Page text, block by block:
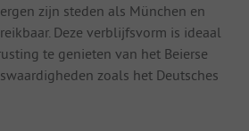
zijn steden als München en
Deze verblijfsvorm is ideaal
te genieten van het Beierse
zoals het Deutsches